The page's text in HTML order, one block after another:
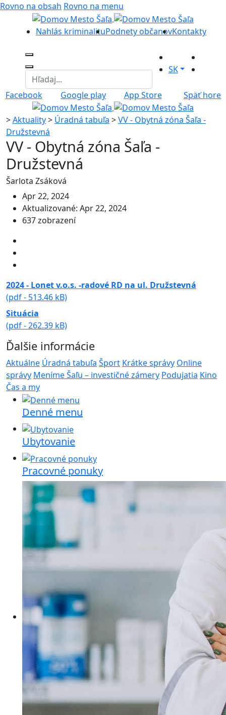
Rovno na obsah Rovno na menu
Nahlás kriminalituPodnety občanovKontakty
SK
Facebook Google play App Store Späť hore
>Aktuality> Úradná tabuľa >VV - Obytná zóna Šaľa -
Družstevná
VV - Obytná zóna Šaľa -
Družstevná
Šarlota Zsáková
Apr 22, 2024
Aktualizované: Apr 22, 2024
637 zobrazení
2024 - Lonet v.o.s. -radové RD na ul. Družstevná
(pdf - 513.46 kB)
Situácia
(pdf - 262.39 kB)
Ďalšie informácie
Aktuálne Úradná tabuľa Šport Krátke správy Online
správy Meníme Šaľu – investičné zámery Podujatia Kino
Čas a my
Denné menu
Ubytovanie
Pracovné ponuky